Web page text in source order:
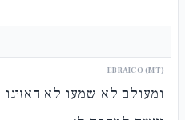
EBRAICO (MT)
ומעולם לא שמעו לא